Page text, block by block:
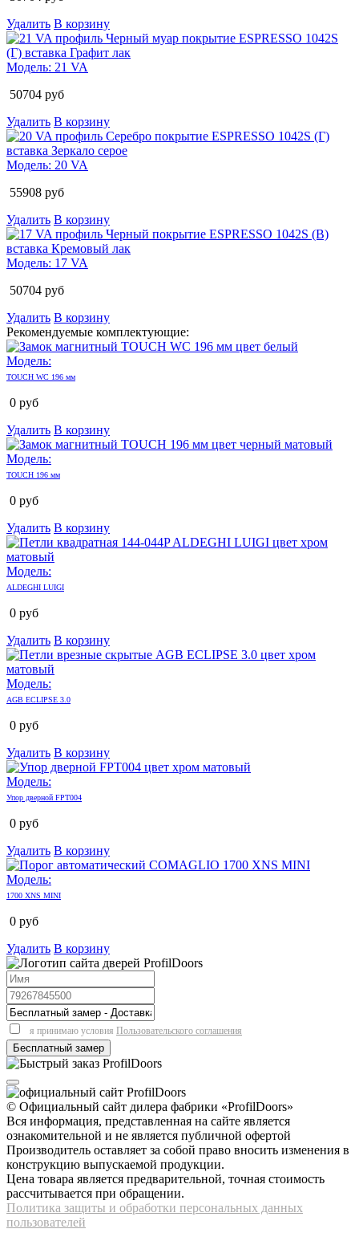
Удалить В корзину
Модель: 21 VA
50704 руб
Удалить В корзину
Модель: 20 VA
55908 руб
Удалить В корзину
Модель: 17 VA
50704 руб
Удалить В корзину
Рекомендуемые комплектующие:
Модель:
TOUCH WC 196 мм
0 руб
Удалить В корзину
Модель:
TOUCH 196 мм
0 руб
Удалить В корзину
Модель:
ALDEGHI LUIGI
0 руб
Удалить В корзину
Модель:
AGB ECLIPSE 3.0
0 руб
Удалить В корзину
Модель:
Упор дверной FPT004
0 руб
Удалить В корзину
Модель:
1700 XNS MINI
0 руб
Удалить В корзину
я принимаю условия Пользовательского соглашения
© Официальный сайт дилера фабрики «ProfilDoors»
Вся информация, представленная на сайте является
ознакомительной и не является публичной офертой
Производитель оставляет за собой право вносить изменения в
конструкцию выпускаемой продукции.
Цена товара является предварительной, точная стоимость
рассчитывается при обращении.
Политика защиты и обработки персональных данных
пользователей